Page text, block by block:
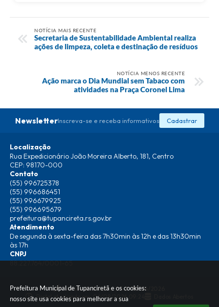
Prefeitura Municipal de Tupanciretã e os cookies:
nosso site usa cookies para melhorar a sua
NOTÍCIA MAIS RECENTE
Secretaria de Sustentabilidade Ambiental realiza
ações de limpeza, coleta e destinação de resíduos
NOTÍCIA MENOS RECENTE
Ação marca o Dia Mundial sem Tabaco com
atividades na Praça Coronel Lima
NewsletterInscreva-se e receba informativos Cadastrar
Localização
Rua Expedicionário João Moreira Alberto, 181, Centro
CEP: 98170-000
Contato
(55) 996725378
(55) 996686451
(55) 996679925
(55) 996695679
prefeitura@tupancireta.rs.gov.br
Atendimento
De segunda à sexta-feira das 7h30min às 12h e das 13h30min
às 17h
CNPJ
88.227.764/0001-65
Versão do Sistema: 3.5.3 - 19/06/2026
Portal atualizado em:06/08/2026 09:24